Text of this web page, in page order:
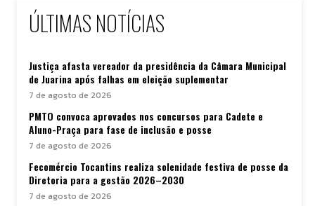
ÚLTIMAS NOTÍCIAS
Justiça afasta vereador da presidência da Câmara Municipal
de Juarina após falhas em eleição suplementar
7 de agosto de 2026
PMTO convoca aprovados nos concursos para Cadete e
Aluno-Praça para fase de inclusão e posse
7 de agosto de 2026
Fecomércio Tocantins realiza solenidade festiva de posse da
Diretoria para a gestão 2026–2030
7 de agosto de 2026